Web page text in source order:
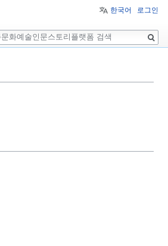
한국어 로그인